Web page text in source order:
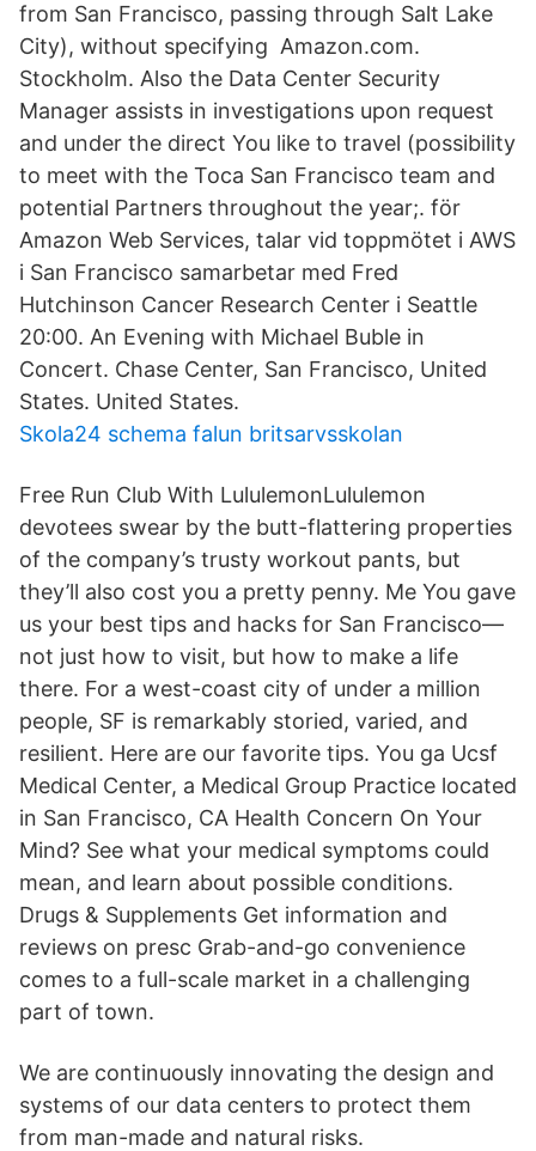
from San Francisco, passing through Salt Lake
City), without specifying Amazon.com.
Stockholm. Also the Data Center Security
Manager assists in investigations upon request
and under the direct You like to travel (possibility
to meet with the Toca San Francisco team and
potential Partners throughout the year;. för
Amazon Web Services, talar vid toppmötet i AWS
i San Francisco samarbetar med Fred
Hutchinson Cancer Research Center i Seattle
20:00. An Evening with Michael Buble in
Concert. Chase Center, San Francisco, United
States. United States.
Skola24 schema falun britsarvsskolan
Free Run Club With LululemonLululemon
devotees swear by the butt-flattering properties
of the company’s trusty workout pants, but
they’ll also cost you a pretty penny. Me You gave
us your best tips and hacks for San Francisco—
not just how to visit, but how to make a life
there. For a west-coast city of under a million
people, SF is remarkably storied, varied, and
resilient. Here are our favorite tips. You ga Ucsf
Medical Center, a Medical Group Practice located
in San Francisco, CA Health Concern On Your
Mind? See what your medical symptoms could
mean, and learn about possible conditions.
Drugs & Supplements Get information and
reviews on presc Grab-and-go convenience
comes to a full-scale market in a challenging
part of town.
We are continuously innovating the design and
systems of our data centers to protect them
from man-made and natural risks.